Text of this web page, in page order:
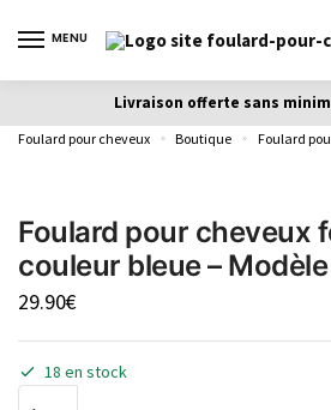
MENU
Livraison offerte sans
Foulard pour cheveux » Boutique » Foulard
Foulard pour cheveux
couleur bleue –
29.90€
18 en stock